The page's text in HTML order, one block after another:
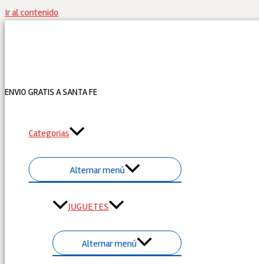
Ir al contenido
ENVIO GRATIS A SANTA FE
Categorias
Alternar menú
JUGUETES
Alternar menú